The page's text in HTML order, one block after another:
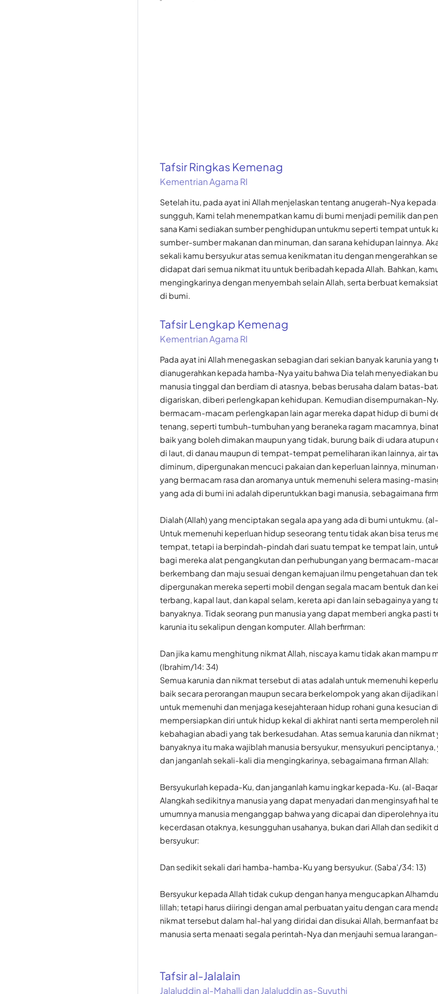
Tafsir Ringkas Kemenag
Kementrian Agama RI
Setelah itu, pada ayat ini Allah menjelaskan tentang anugerah-Nya kepada
sungguh, Kami telah menempatkan kamu di bumi menjadi pemilik dan
sana Kami sediakan sumber penghidupan untukmu seperti tempat untuk
sumber-sumber makanan dan minuman, dan sarana kehidupan lainnya.
sekali kamu bersyukur atas semua kenikmatan itu dengan mengerahkan
didapat dari semua nikmat itu untuk beribadah kepada Allah. Bahkan,
mengingkarinya dengan menyembah selain Allah, serta berbuat
di bumi.
Tafsir Lengkap Kemenag
Kementrian Agama RI
Pada ayat ini Allah menegaskan sebagian dari sekian banyak karunia yang
dianugerahkan kepada hamba-Nya yaitu bahwa Dia telah menyediakan
manusia tinggal dan berdiam di atasnya, bebas berusaha dalam batas-
digariskan, diberi perlengkapan kehidupan. Kemudian disempurnakan-
bermacam-macam perlengkapan lain agar mereka dapat hidup di bumi
tenang, seperti tumbuh-tumbuhan yang beraneka ragam macamnya,
baik yang boleh dimakan maupun yang tidak, burung baik di udara atupun
di laut, di danau maupun di tempat-tempat pemeliharan ikan lainnya, air
diminum, dipergunakan mencuci pakaian dan keperluan lainnya, minuman
yang bermacam rasa dan aromanya untuk memenuhi selera masing-
yang ada di bumi ini adalah diperuntukkan bagi manusia, sebagaimana
Dialah (Allah) yang menciptakan segala apa yang ada di bumi untukmu.
Untuk memenuhi keperluan hidup seseorang tentu tidak akan bisa terus
tempat, tetapi ia berpindah-pindah dari suatu tempat ke tempat lain,
bagi mereka alat pengangkutan dan perhubungan yang bermacam-
berkembang dan maju sesuai dengan kemajuan ilmu pengetahuan dan
dipergunakan mereka seperti mobil dengan segala macam bentuk dan
terbang, kapal laut, dan kapal selam, kereta api dan lain sebagainya yang
banyaknya. Tidak seorang pun manusia yang dapat memberi angka pasti
karunia itu sekalipun dengan komputer. Allah berfirman:
Dan jika kamu menghitung nikmat Allah, niscaya kamu tidak akan mampu
(Ibrahim/14: 34)
Semua karunia dan nikmat tersebut di atas adalah untuk memenuhi
baik secara perorangan maupun secara berkelompok yang akan
untuk memenuhi dan menjaga kesejahteraan hidup rohani guna kesucian
mempersiapkan diri untuk hidup kekal di akhirat nanti serta memperoleh
kebahagian abadi yang tak berkesudahan. Atas semua karunia dan
banyaknya itu maka wajiblah manusia bersyukur, mensyukuri penciptanya,
dan janganlah sekali-kali dia mengingkarinya, sebagaimana firman Allah:
Bersyukurlah kepada-Ku, dan janganlah kamu ingkar kepada-Ku. (al-
Alangkah sedikitnya manusia yang dapat menyadari dan menginsyafi hal
umumnya manusia menganggap bahwa yang dicapai dan diperolehnya
kecerdasan otaknya, kesungguhan usahanya, bukan dari Allah dan sedikit
bersyukur:
Dan sedikit sekali dari hamba-hamba-Ku yang bersyukur. (Saba'/34: 13)
Bersyukur kepada Allah tidak cukup dengan hanya mengucapkan
lillah; tetapi harus diiringi dengan amal perbuatan yaitu dengan cara
nikmat tersebut dalam hal-hal yang diridai dan disukai Allah, bermanfaat
manusia serta menaati segala perintah-Nya dan menjauhi semua
Tafsir al-Jalalain
Jalaluddin al-Mahalli dan Jalaluddin as-Suyuthi